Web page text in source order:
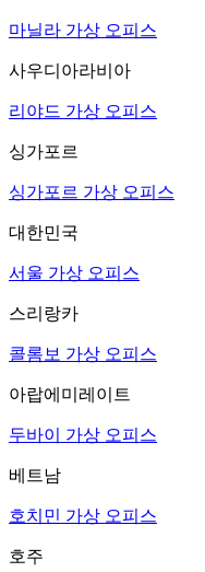
마닐라 가상 오피스
사우디아라비아
리야드 가상 오피스
싱가포르
싱가포르 가상 오피스
대한민국
서울 가상 오피스
스리랑카
콜롬보 가상 오피스
아랍에미레이트
두바이 가상 오피스
베트남
호치민 가상 오피스
호주